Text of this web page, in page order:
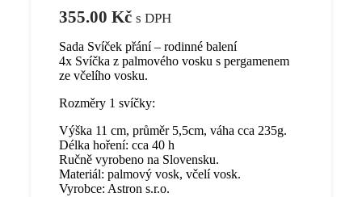
355.00 Kč s DPH
Sada Svíček přání – rodinné balení
4x Svíčka z palmového vosku s pergamenem
ze včelího vosku.
Rozměry 1 svíčky:
Výška 11 cm, průměr 5,5cm, váha cca 235g.
Délka hoření: cca 40 h
Ručně vyrobeno na Slovensku.
Materiál: palmový vosk, včelí vosk.
Vyrobce: Astron s.r.o.